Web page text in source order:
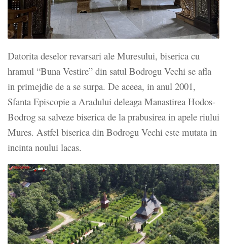
Datorita deselor revarsari ale Muresului, biserica cu
hramul “Buna Vestire” din satul Bodrogu Vechi se afla
in primejdie de a se surpa. De aceea, in anul 2001,
Sfanta Episcopie a Aradului deleaga Manastirea Hodos-
Bodrog sa salveze biserica de la prabusirea in apele riului
Mures. Astfel biserica din Bodrogu Vechi este mutata in
incinta noului lacas.